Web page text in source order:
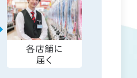
各店舗に
届く